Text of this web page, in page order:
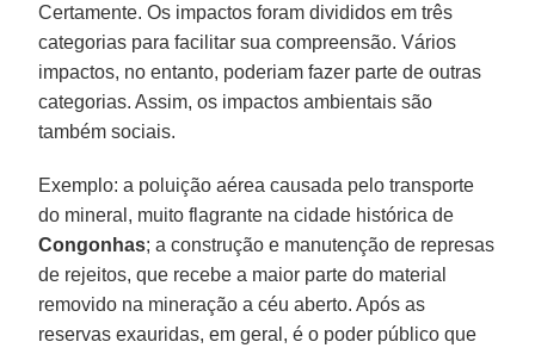
Certamente. Os impactos foram divididos em três
categorias para facilitar sua compreensão. Vários
impactos, no entanto, poderiam fazer parte de outras
categorias. Assim, os impactos ambientais são
também sociais.
Exemplo: a poluição aérea causada pelo transporte
do mineral, muito flagrante na cidade histórica de
Congonhas; a construção e manutenção de represas
de rejeitos, que recebe a maior parte do material
removido na mineração a céu aberto. Após as
reservas exauridas, em geral, é o poder público que